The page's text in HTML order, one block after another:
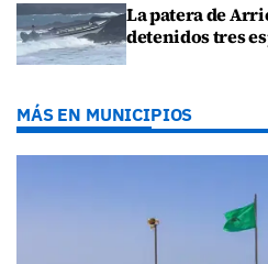
La patera de
detenidos tres
MÁS EN MUNICIPIOS